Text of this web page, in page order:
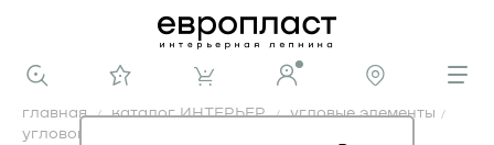
главная каталог ИНТЕРЬЕР
угловые элементы
угловой элемент 1.52.810